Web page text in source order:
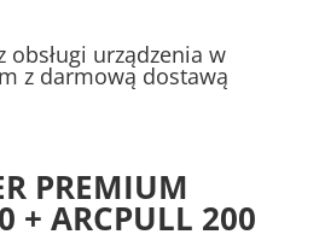
obsługi urządzenia w
z darmową dostawą
PREMIUM
+ ARCPULL 200